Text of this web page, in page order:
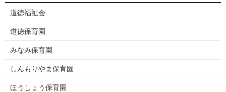
道徳福祉会
道徳保育園
みなみ保育園
しんもりやま保育園
ほうしょう保育園